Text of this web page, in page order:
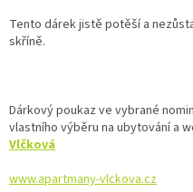
Tento dárek jistě potěší a
skříně.
Dárkový poukaz ve vybrané
vlastního výběru na ubytování a
Vlčková
www.apartmany-vlckova.cz